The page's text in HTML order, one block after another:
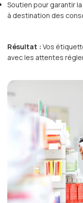
Soutien pour garantir
à destination des
Résultat : Vos
avec les attentes